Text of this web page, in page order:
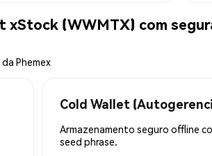
xStock (WWMTX) com
Phemex
Cold Wallet
Armazenamento seguro offline
seed phrase.